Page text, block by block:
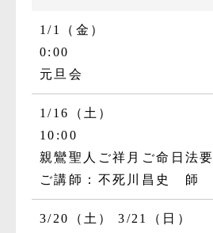
1/1（金）
0:00
元旦会
1/16（土）
10:00
親鸞聖人ご祥月ご命日法要
ご講師：不死川昌史 師
3/20（土）
3/21（日）